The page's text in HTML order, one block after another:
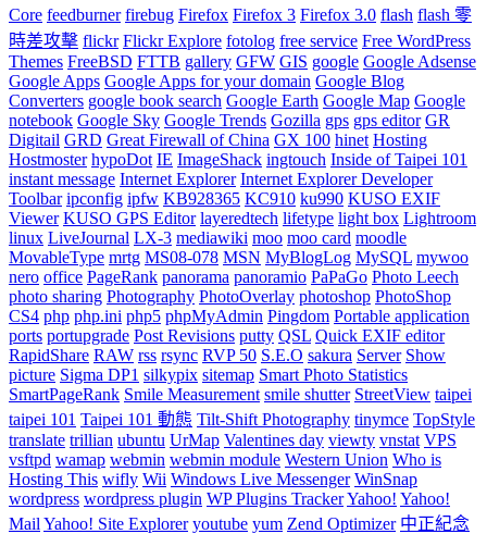
Core feedburner firebug Firefox Firefox 3 Firefox 3.0 flash flash 零
時差攻擊 flickr Flickr Explore fotolog free service Free WordPress
Themes FreeBSD FTTB gallery GFW GIS google Google Adsense
Google Apps Google Apps for your domain Google Blog
Converters google book search Google Earth Google Map Google
notebook Google Sky Google Trends Gozilla gps gps editor GR
Digitail GRD Great Firewall of China GX 100 hinet Hosting
Hostmoster hypoDot IE ImageShack ingtouch Inside of Taipei 101
instant message Internet Explorer Internet Explorer Developer
Toolbar ipconfig ipfw KB928365 KC910 ku990 KUSO EXIF
Viewer KUSO GPS Editor layeredtech lifetype light box Lightroom
linux LiveJournal LX-3 mediawiki moo moo card moodle
MovableType mrtg MS08-078 MSN MyBlogLog MySQL mywoo
nero office PageRank panorama panoramio PaPaGo Photo Leech
photo sharing Photography PhotoOverlay photoshop PhotoShop
CS4 php php.ini php5 phpMyAdmin Pingdom Portable application
ports portupgrade Post Revisions putty QSL Quick EXIF editor
RapidShare RAW rss rsync RVP 50 S.E.O sakura Server Show
picture Sigma DP1 silkypix sitemap Smart Photo Statistics
SmartPageRank Smile Measurement smile shutter StreetView taipei
taipei 101 Taipei 101 動態 Tilt-Shift Photography tinymce TopStyle
translate trillian ubuntu UrMap Valentines day viewty vnstat VPS
vsftpd wamap webmin webmin module Western Union Who is
Hosting This wifly Wii Windows Live Messenger WinSnap
wordpress wordpress plugin WP Plugins TrackerYahoo! Yahoo!
Mail Yahoo! Site Explorer youtube yum Zend Optimizer 中正紀念